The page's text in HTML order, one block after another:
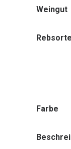
Weingut
Rebsorte
Farbe